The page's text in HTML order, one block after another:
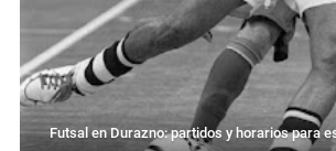
Futsal en Durazno: partidos y horarios para